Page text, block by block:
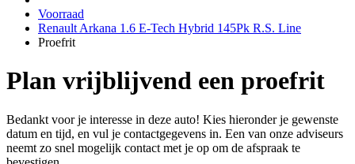
Voorraad
Renault Arkana 1.6 E-Tech Hybrid 145Pk R.S. Line
Proefrit
Plan vrijblijvend een proefrit
Bedankt voor je interesse in deze auto! Kies hieronder je gewenste
datum en tijd, en vul je contactgegevens in. Een van onze adviseurs
neemt zo snel mogelijk contact met je op om de afspraak te